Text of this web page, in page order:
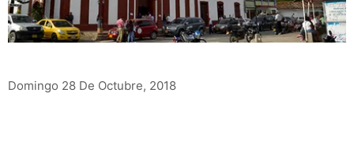
Domingo 28 De Octubre, 2018